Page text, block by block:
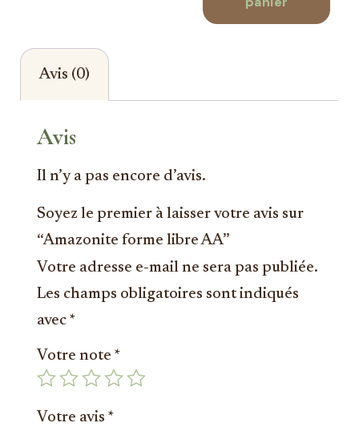
Avis (0)
Avis
Il n’y a pas encore d’avis.
Soyez le premier à laisser votre avis sur
“Amazonite forme libre AA”
Votre adresse e-mail ne sera pas publiée.
Les champs obligatoires sont indiqués
avec *
Votre note *
Votre avis *